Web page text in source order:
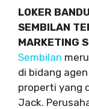
LOKER
SEMBILAN
MARKETING
Sembilan
di bidang
properti yang
Jack.